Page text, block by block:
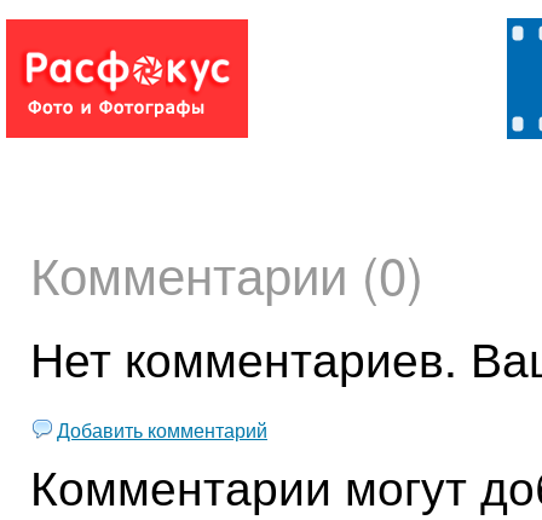
Комментарии (0)
Нет комментариев.
Добавить комментарий
Комментарии могут